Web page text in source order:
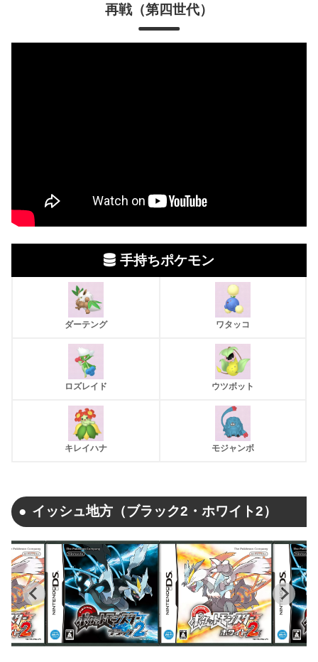
再戦（第四世代）
手持ちポケモン
ダーテング ワタッコ
ロズレイド ウツボット
キレイハナ モジャンボ
イッシュ地方（ブラック2・ホワイト2）